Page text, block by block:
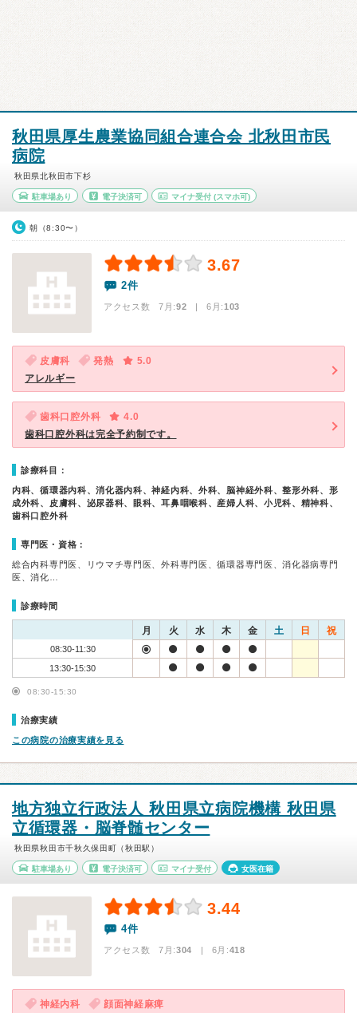
秋田県厚生農業協同組合連合会 北秋田市民
病院
秋田県北秋田市下杉
駐車場あり 電子決済可 マイナ受付 (スマホ可)
朝（8:30〜）
3.67
2件
アクセス数 7月:92 | 6月:103
皮膚科 発熱
5.0
アレルギー
歯科口腔外科
4.0
歯科口腔外科は完全予約制です。
診療科目：
内科、循環器内科、消化器内科、神経内科、外科、脳神経外科、整形外科、形
成外科、皮膚科、泌尿器科、眼科、耳鼻咽喉科、産婦人科、小児科、精神科、
歯科口腔外科
専門医・資格：
総合内科専門医、リウマチ専門医、外科専門医、循環器専門医、消化器病専門
医、消化…
診療時間
月 火 水 木 金 土 日 祝
08:30-11:30
13:30-15:30
08:30-15:30
治療実績
この病院の治療実績を見る
地方独立行政法人 秋田県立病院機構 秋田県
立循環器・脳脊髄センター
秋田県秋田市千秋久保田町（秋田駅）
駐車場あり 電子決済可 マイナ受付 女医在籍
3.44
4件
アクセス数 7月:304 | 6月:418
神経内科
顔面神経麻痺